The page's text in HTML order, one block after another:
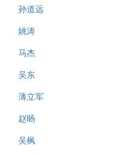
孙道远
姚涛
马杰
吴东
薄立军
赵旸
吴枫